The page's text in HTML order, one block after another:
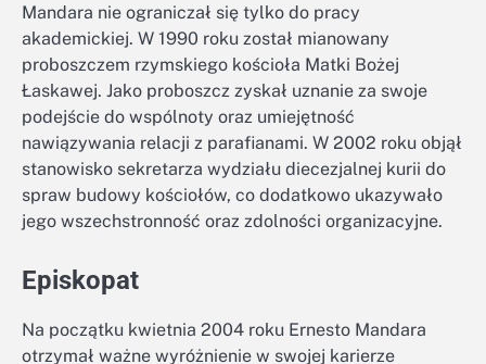
Mandara nie ograniczał się tylko do pracy
akademickiej. W 1990 roku został mianowany
proboszczem rzymskiego kościoła Matki Bożej
Łaskawej. Jako proboszcz zyskał uznanie za swoje
podejście do wspólnoty oraz umiejętność
nawiązywania relacji z parafianami. W 2002 roku objął
stanowisko sekretarza wydziału diecezjalnej kurii do
spraw budowy kościołów, co dodatkowo ukazywało
jego wszechstronność oraz zdolności organizacyjne.
Episkopat
Na początku kwietnia 2004 roku Ernesto Mandara
otrzymał ważne wyróżnienie w swojej karierze